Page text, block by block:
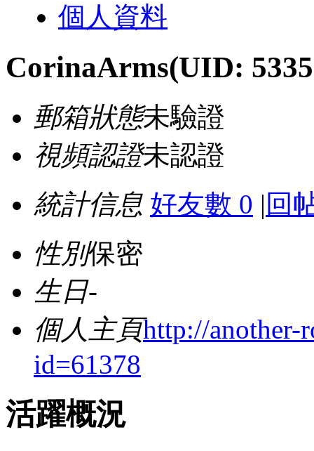
個人資料
CorinaArms(UID:
郵箱狀態未驗證
視頻認證未認證
統計信息 好友數 0 | 回
性別保密
生日-
個人主頁http://another-
id=61378
活躍概況